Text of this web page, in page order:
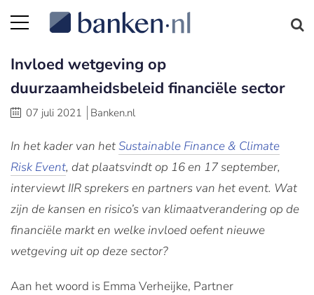
Invloed wetgeving op
duurzaamheidsbeleid financiële sector
07 juli 2021 Banken.nl
In het kader van hetSustainable Finance & Climate
Risk Event, dat plaatsvindt op 16 en 17 september,
interviewt IIR sprekers en partners van het event. Wat
zijn de kansen en risico’s van klimaatverandering op de
financiële markt en welke invloed oefent nieuwe
wetgeving uit op deze sector?
Aan het woord is Emma Verheijke, Partner